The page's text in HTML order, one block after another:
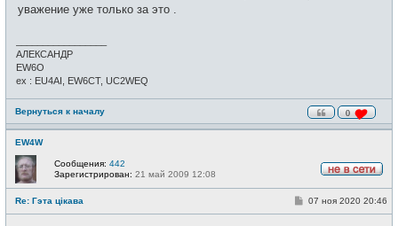
0
уважение уже только за это .
АЛЕКСАНДР
EW6O
ex : EU4AI, EW6CT, UC2WEQ
Вернуться к началу
EW4W
е
в
с
Сообщения: 442
Зарегистрирован: 21 май 2009 12:08
Re: Гэта цікава
С07 ноя 2020 20:46